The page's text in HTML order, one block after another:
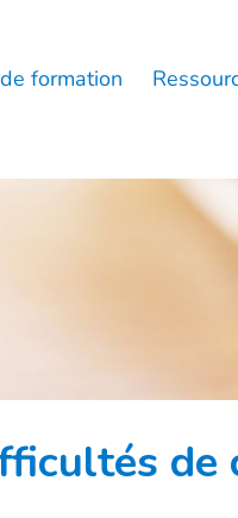
formation
de